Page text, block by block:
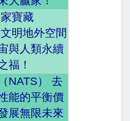
寶藏
明地外空間
與人類永續
福！
NATS） 去
能的平衡價
展無限未來